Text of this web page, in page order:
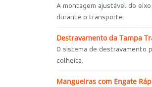
A montagem ajustável do
durante o transporte.
Destravamento da Tampa
O sistema de destravamento
colheita.
Mangueiras com Engate